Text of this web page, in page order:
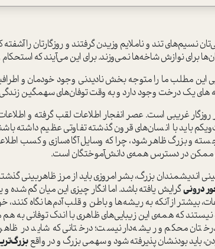
نسیم‌های تند و ناملایم وزیدن گرفتند و روزگارتان را
برای نوازش شاخه‌ها نمی‌وزند. برای این می‌آیند که استحکام
این مطلب ما را متوجه بخش نادیدنی وجود خودمان و
های یک درخت وجود دارد و به وقت توفان‌های سهمگین
غریبی است. عصر انفجار اطلاعات لقب گرفته و
باید با انسان‌های قرون گذشته تفاوتی عظیم داشته
و بزرگ ظاهر شود، چرا که وسایل آگاه‌سازی و کسب
در دسترس همه‌ی دانش‌آموختگان است.
اندیشمندان بزرگ، بشر امروزی باید از مرز ظاهر‌بینی
درونیگرایش یافته باشد. اما انگار چیزی این میان گم
بیشتر از آنکه به ریشه‌ها و باطن و قلب آدم‌ها نگاه
که همه‌ی این زیبایی‌‌های ظاهری با اندک توفانی به هم
محکم و ریشه‌دار نیست؛ درختانی که شاید در ظاهر
باید بودنشان پذیرفته شود و سهمی بزرگ و در واقع